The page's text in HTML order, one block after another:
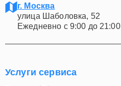
г. Москва
улица Шаболовка, 52
Ежедневно с 9:00 до 21:00
Услуги сервиса